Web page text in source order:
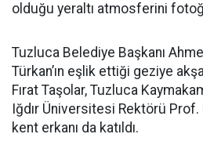
olduğu yeraltı atmosferini
Tuzluca Belediye Başkanı
Türkan’ın eşlik ettiği geziye
Fırat Taşolar, Tuzluca
Iğdır Üniversitesi Rektörü Prof.
kent erkanı da katıldı.